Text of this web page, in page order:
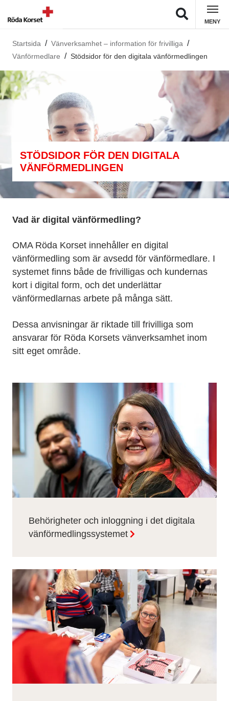
MENY
Startsida
Vänverksamhet – information för frivilliga
Vänförmedlare
Stödsidor för den digitala vänförmedlingen
STÖDSIDOR FÖR DEN DIGITALA
VÄNFÖRMEDLINGEN
Vad är digital vänförmedling?
OMA Röda Korset innehåller en digital
vänförmedling som är avsedd för vänförmedlare. I
systemet finns både de frivilligas och kundernas
kort i digital form, och det underlättar
vänförmedlarnas arbete på många sätt.
Dessa anvisningar är riktade till frivilliga som
ansvarar för Röda Korsets vänverksamhet inom
sitt eget område.
Behörigheter och inloggning i det digitala
vänförmedlingssystemet